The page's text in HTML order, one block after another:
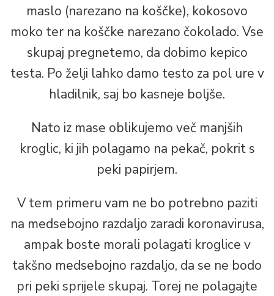
maslo (narezano na koščke), kokosovo
moko ter na koščke narezano čokolado. Vse
skupaj pregnetemo, da dobimo kepico
testa. Po želji lahko damo testo za pol ure v
hladilnik, saj bo kasneje boljše.
Nato iz mase oblikujemo več manjših
kroglic, ki jih polagamo na pekač, pokrit s
peki papirjem.
V tem primeru vam ne bo potrebno paziti
na medsebojno razdaljo zaradi koronavirusa,
ampak boste morali polagati kroglice v
takšno medsebojno razdaljo, da se ne bodo
pri peki sprijele skupaj. Torej ne polagajte